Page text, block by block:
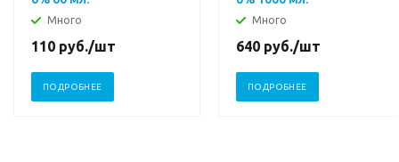
Много
110 руб./шт
ПОДРОБНЕЕ
Много
640 руб./шт
ПОДРОБНЕЕ